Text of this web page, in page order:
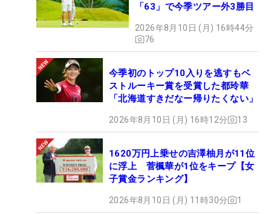
「63」で今季ツアー外3勝目
2026年8月10日 (月) 16時44分
76
今季初のトップ10入りを逃すもベ
ストルーキー賞を受賞した都玲華
「北海道すきだなー帰りたくない」
2026年8月10日 (月) 16時12分 13
1620万円上乗せの吉澤柚月が11位
に浮上 菅楓華が1位をキープ【女
子賞金ランキング】
2026年8月10日 (月) 11時30分 1